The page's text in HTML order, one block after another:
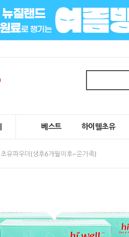
베스트 하이웰초유
초유파우더(생후6개월이후~온가족)